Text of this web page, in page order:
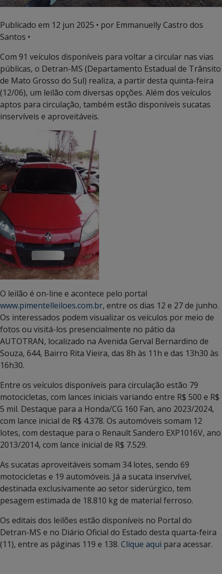
Publicado em 12 jun 2025 • por Emmanuelly Castro dos
Santos •
Com 91 veículos disponíveis para voltar a circular nas vias
públicas, o Detran-MS (Departamento Estadual de Trânsito
de Mato Grosso do Sul) realiza, a partir desta quinta-feira
(12/06), um leilão com diversas opções. Além dos veículos
aptos para circulação, também estão disponíveis sucatas
inservíveis e aproveitáveis.
O leilão é on-line e acontece pelo portal
www.pimentelleiloes.com.br, entre os dias 12 e 27 de junho.
Os interessados podem visualizar os veículos por meio de
fotos ou visitá-los presencialmente no pátio da
AUTOTRAN, localizado na Avenida Gerval Bernardino de
Souza, 644, Bairro Rita Vieira, das 8h às 11h e das 13h30 às
16h30.
Entre os veículos disponíveis para circulação estão 79
motocicletas, com lances iniciais variando entre R$ 500 e R$
5 mil. Destaque para a Honda/CG 160 Fan, ano 2023/2024,
com lance inicial de R$ 4.378. Os automóveis somam 12
lotes, com destaque para o Renault Sandero EXP1016V, ano
2013/2014, com lance inicial de R$ 7.529.
As sucatas aproveitáveis somam 34 lotes, sendo 69
motocicletas e 19 automóveis. Já a sucata inservível,
destinada exclusivamente ao setor siderúrgico, tem
pesagem estimada de 18.810 kg de material ferroso.
Os editais dos leilões estão disponíveis no Portal do
Detran-MS e no Diário Oficial do Estado desta quarta-feira
(11), entre as páginas 119 e 138. Clique aqui para acessar.